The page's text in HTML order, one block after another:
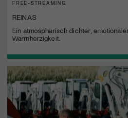
FREE-STREAMING
REINAS
Ein atmosphärisch dichter,
Warmherzigkeit.